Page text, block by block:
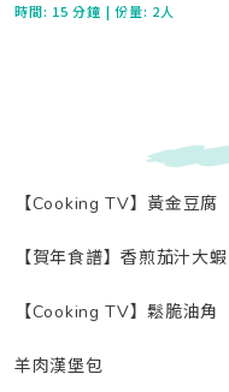
時間: 15 分鐘 | 份量: 2人
【Cooking TV】黃金豆腐
【賀年食譜】香煎茄汁大蝦
【Cooking TV】鬆脆油角
羊肉漢堡包